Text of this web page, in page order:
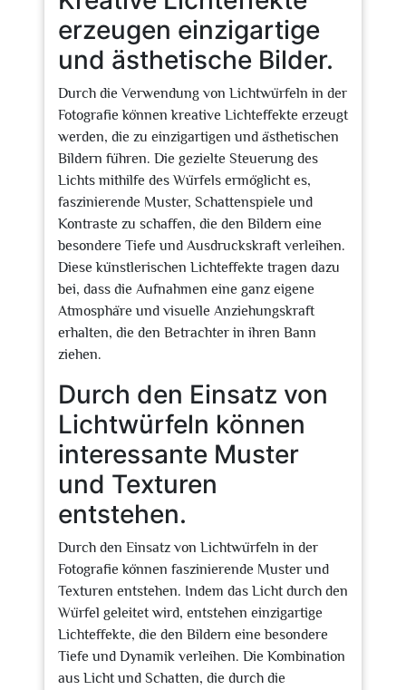
erzeugen einzigartige
und ästhetische Bilder.
Durch die Verwendung von Lichtwürfeln in der
Fotografie können kreative Lichteffekte erzeugt
werden, die zu einzigartigen und ästhetischen
Bildern führen. Die gezielte Steuerung des
Lichts mithilfe des Würfels ermöglicht es,
faszinierende Muster, Schattenspiele und
Kontraste zu schaffen, die den Bildern eine
besondere Tiefe und Ausdruckskraft verleihen.
Diese künstlerischen Lichteffekte tragen dazu
bei, dass die Aufnahmen eine ganz eigene
Atmosphäre und visuelle Anziehungskraft
erhalten, die den Betrachter in ihren Bann
ziehen.
Durch den Einsatz von
Lichtwürfeln können
interessante Muster
und Texturen
entstehen.
Durch den Einsatz von Lichtwürfeln in der
Fotografie können faszinierende Muster und
Texturen entstehen. Indem das Licht durch den
Würfel geleitet wird, entstehen einzigartige
Lichteffekte, die den Bildern eine besondere
Tiefe und Dynamik verleihen. Die Kombination
aus Licht und Schatten, die durch die